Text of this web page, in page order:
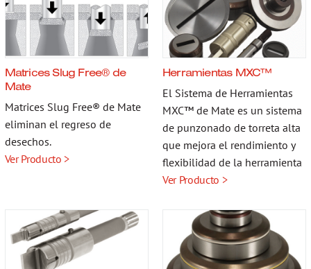
Matrices Slug Free® de
Mate
Matrices Slug Free® de Mate
eliminan el regreso de
desechos.
Ver Producto >
Herramientas MXC™
El Sistema de Herramientas
MXC™ de Mate es un sistema
de punzonado de torreta alta
que mejora el rendimiento y
flexibilidad de la herramienta
Ver Producto >